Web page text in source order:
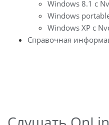
Windows 8.1 с
Windows
Windows XP с
Справочная